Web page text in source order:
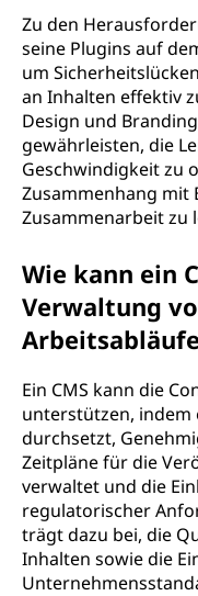
Zu den
seine Plugins auf
um
an Inhalten effektiv
Design und
gewährleisten, die
Geschwindigkeit zu
Zusammenhang mit
Zusammenarbeit zu
Wie kann ein
Verwaltung
Ein CMS kann die
unterstützen, indem
durchsetzt,
Zeitpläne für die
verwaltet und die
regulatorischer
trägt dazu bei, die
Inhalten sowie die